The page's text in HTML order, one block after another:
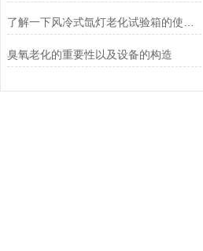
臭氧老化的重要性以及设备的构造